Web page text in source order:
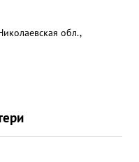
обл.,